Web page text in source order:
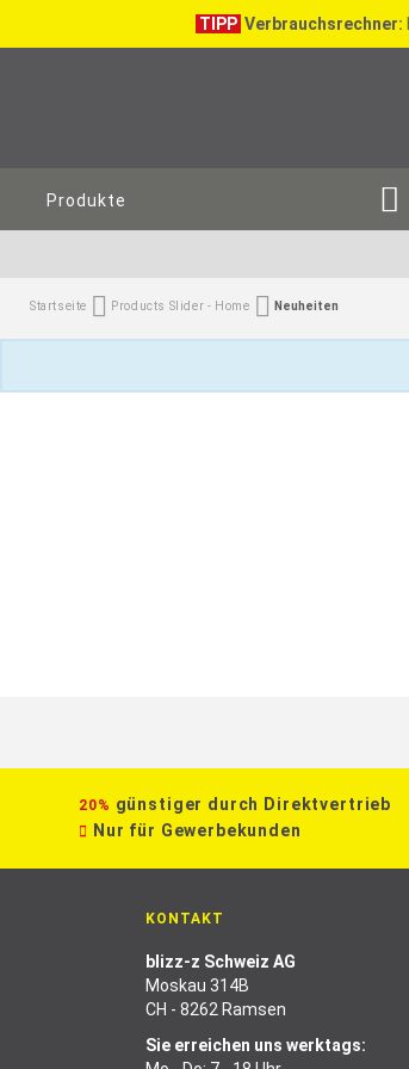
TIPP Verbrauchsrechner:
Produkte
Startseite Products Slider - Home Neuheiten
20% günstiger durch Direktvertrieb
Nur für Gewerbekunden
KONTAKT
blizz-z Schweiz AG
Moskau 314B
CH - 8262 Ramsen
Sie erreichen uns werktags: